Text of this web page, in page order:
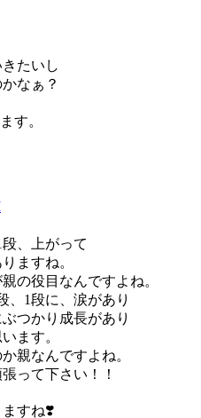
たいし
なぁ？
す。
、上がって
ますね。
の役目なんですよね。
、1段に、涙があり
つかり成長があり
ます。
親なんですよね。
って下さい！！
ますね❣️